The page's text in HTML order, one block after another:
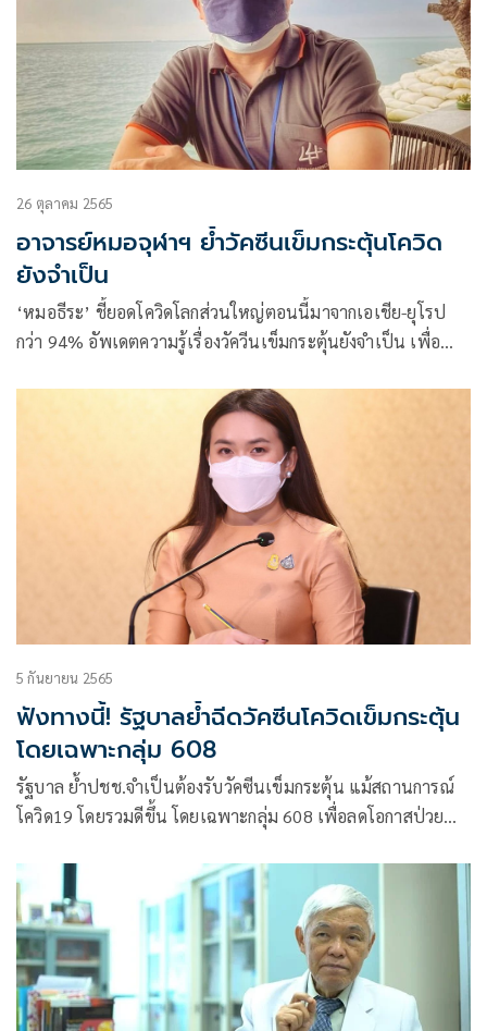
26 ตุลาคม 2565
อาจารย์หมอจุฬาฯ ย้ำวัคซีนเข็มกระตุ้นโควิด
ยังจำเป็น
‘หมอธีระ’ ชี้ยอดโควิดโลกส่วนใหญ่ตอนนี้มาจากเอเชีย-ยุโรป
กว่า 94% อัพเดตความรู้เรื่องวัควีนเข็มกระตุ้นยังจำเป็น เพื่อ
5 กันยายน 2565
ฟังทางนี้! รัฐบาลย้ำฉีดวัคซีนโควิดเข็มกระตุ้น
โดยเฉพาะกลุ่ม 608
รัฐบาล ย้ำปชช.จำเป็นต้องรับวัคซีนเข็มกระตุ้น แม้สถานการณ์
โควิด19 โดยรวมดีขึ้น โดยเฉพาะกลุ่ม 608 เพื่อลดโอกาสป่วย